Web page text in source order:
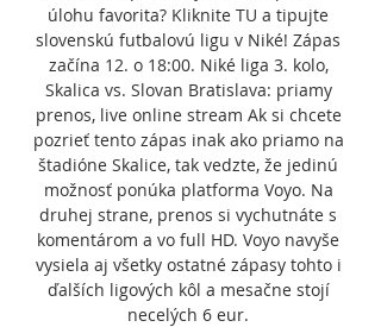
úlohu favorita? Kliknite TU a tipujte
slovenskú futbalovú ligu v Niké! Zápas
začína 12. o 18:00. Niké liga 3. kolo,
Skalica vs. Slovan Bratislava: priamy
prenos, live online stream Ak si chcete
pozrieť tento zápas inak ako priamo na
štadióne Skalice, tak vedzte, že jedinú
možnosť ponúka platforma Voyo. Na
druhej strane, prenos si vychutnáte s
komentárom a vo full HD. Voyo navyše
vysiela aj všetky ostatné zápasy tohto i
ďalších ligových kôl a mesačne stojí
necelých 6 eur.